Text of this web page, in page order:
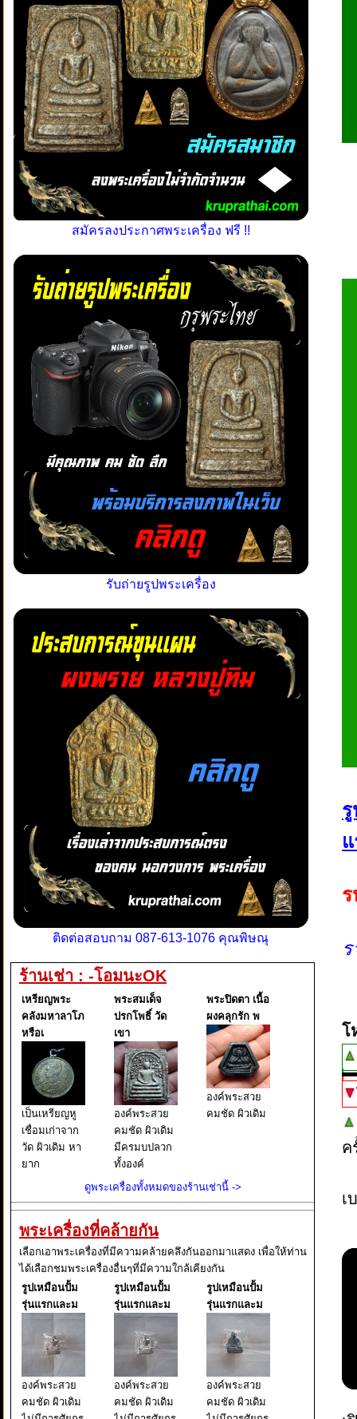
สมัครลงประกาศพระเครื่อง ฟรี !!
รับถ่ายรูปพระเครื่อง
ติดต่อสอบถาม 087-613-1076 คุณพิษณุ
ร้านเช่า : -โอมนะOK
เหรียญพระ
คลังมหาลาโภ
หรือเ
เป็นเหรียญหู
เชื่อมเก่าจาก
วัด ผิวเดิม หา
ยาก
พระสมเด็จ
ปรกโพธิ์ วัด
เขา
องค์พระสวย
คมชัด ผิวเดิม
มีครมบปลวก
ทั้งองค์
พระปิดตา เนื้อ
ผงคลุกรัก พ
องค์พระสวย
คมชัด ผิวเดิม
ดูพระเครื่องทั้งหมดของร้านเช่านี้ ->
พระเครื่องที่คล้ายกัน
เลือกเอาพระเครื่องที่มีความคล้ายคลึงกันออกมาแสดง เพื่อให้ท่าน
ได้เลือกชมพระเครื่องอื่นๆที่มีความใกล้เคียงกัน
รูปเหมือนปั้ม
รุ่นแรกและม
องค์พระสวย
คมชัด ผิวเดิม
รูปเหมือนปั้ม
รุ่นแรกและม
องค์พระสวย
คมชัด ผิวเดิม
รูปเหมือนปั้ม
รุ่นแรกและม
องค์พระสวย
คมชัด ผิวเดิม
โ
เ